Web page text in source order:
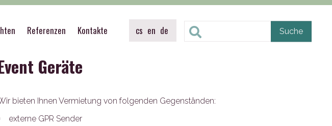
Referenzen Kontakte cs en de
Geräte
bieten Ihnen Vermietung von folgenden Gegenständen:
externe GPR Sender